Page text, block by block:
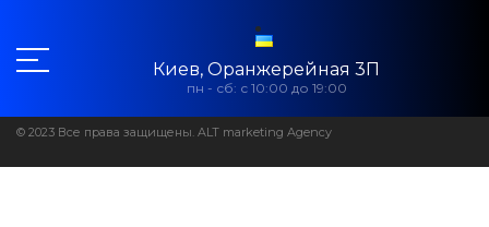
Киев, Оранжерейная 3П
пн - сб: с 10:00 до 19:00
© 2023 Все права защищены. ALT marketing Agency